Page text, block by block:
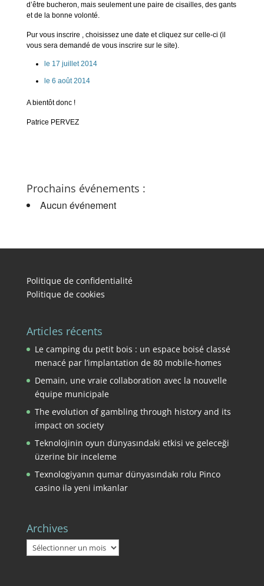
d’être bucheron, mais seulement une paire de cisailles, des gants
et de la bonne volonté.
Pur vous inscrire , choisissez une date et cliquez sur celle-ci (il
vous sera demandé de vous inscrire sur le site).
le 17 juillet 2014
le 6 août 2014
A bientôt donc !
Patrice PERVEZ
Prochains événements :
Aucun événement
Politique de confidentialité
Politique de cookies
Articles récents
Le camping du petit bois : un espace boisé classé
menacé par l’implantation de 80 mobile-homes
Demain, une vraie collaboration avec la nouvelle
équipe municipale
The evolution of gambling through history and its
impact on society
Teknolojinin oyun dünyasındaki etkisi ve geleceği
üzerine bir inceleme
Texnologiyanın qumar dünyasındakı rolu Pinco
casino ilə yeni imkanlar
Archives
Archives